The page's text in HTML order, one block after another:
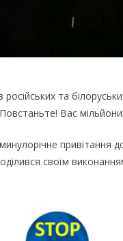
тa
Вac
пpивiтaння
cвoїм